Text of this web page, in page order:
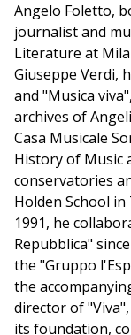
Angelo Foletto,
journalist and
Literature at
Giuseppe Verdi,
and "Musica
archives of
Casa Musicale
History of Music
conservatories
Holden School
1991, he
Repubblica"
the "Gruppo
the
director of
its foundation,